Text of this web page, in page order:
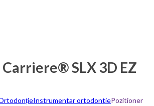
SLX 3D EZ
Instrumentar ortodontiePozitioner